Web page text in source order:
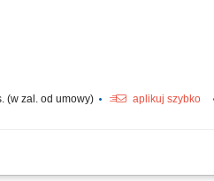
(w zal. od umowy) aplikuj szybko
oraz próbach technicznych;